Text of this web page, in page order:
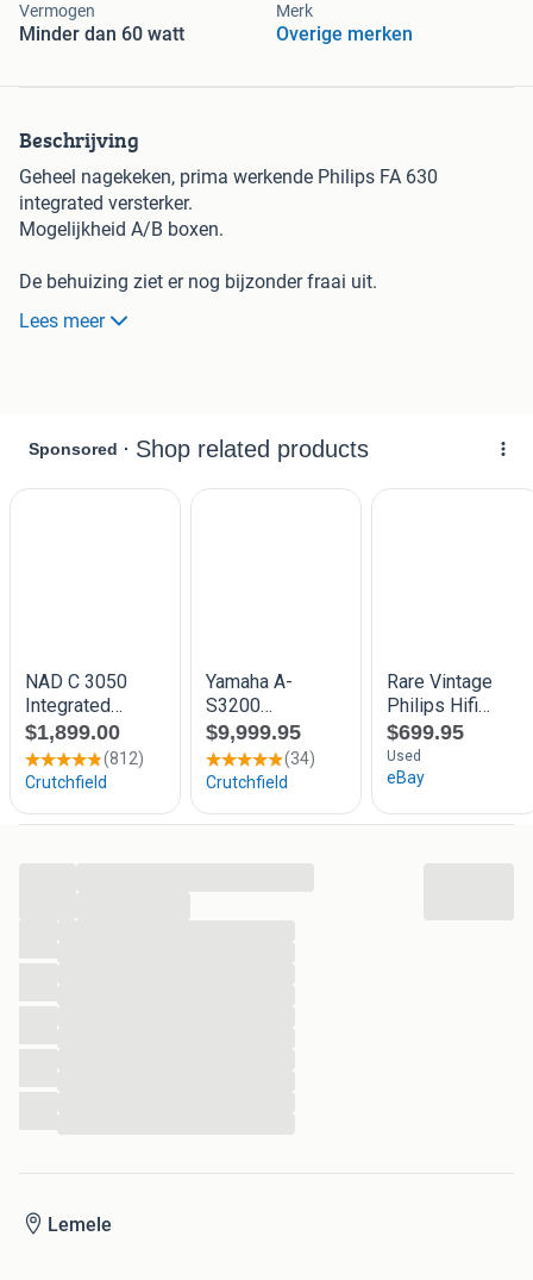
Vermogen
Minder dan 60 watt
Merk
Overige merken
Beschrijving
Geheel nagekeken, prima werkende Philips FA 630
integrated versterker.
Mogelijkheid A/B boxen.
De behuizing ziet er nog bijzonder fraai uit.
Bij inschakelen,hoge lage tonen regelaar dan wel
vol.regelaar...geen kraakgeluidje te horen.
Lees meer
Lemele